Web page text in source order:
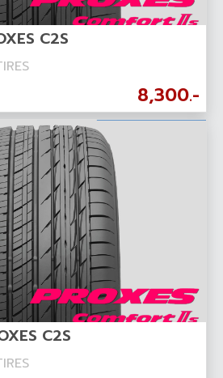
C2S
8,300.-
C2S